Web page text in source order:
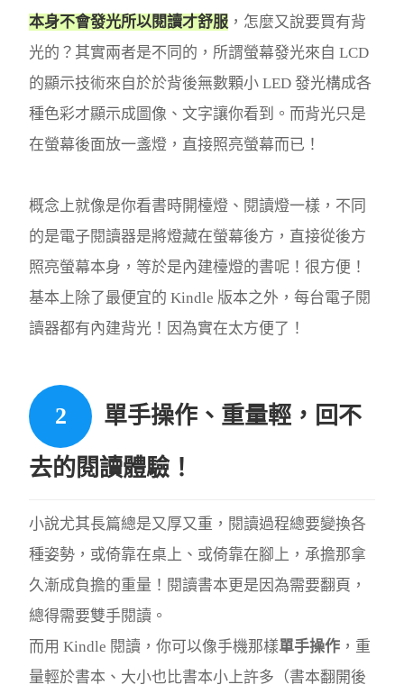
本身不會發光所以閱讀才舒服 ，怎麼又說要買有背
光的？其實兩者是不同的，所謂螢幕發光來自 LCD
的顯示技術來自於於背後無數顆小 LED 發光構成各
種色彩才顯示成圖像、文字讓你看到。而背光只是
在螢幕後面放一盞燈，直接照亮螢幕而已！
概念上就像是你看書時開檯燈、閱讀燈一樣，不同
的是電子閱讀器是將燈藏在螢幕後方，直接從後方
照亮螢幕本身，等於是內建檯燈的書呢！很方便！
基本上除了最便宜的 Kindle 版本之外，每台電子閱
讀器都有內建背光！因為實在太方便了！
單手操作、重量輕，回不
去的閱讀體驗！
小說尤其長篇總是又厚又重，閱讀過程總要變換各
種姿勢，或倚靠在桌上、或倚靠在腳上，承擔那拿
久漸成負擔的重量！閱讀書本更是因為需要翻頁，
總得需要雙手閱讀。
而用 Kindle 閱讀，你可以像手機那樣單手操作 ，重
量輕於書本、大小也比書本小上許多（書本翻開後